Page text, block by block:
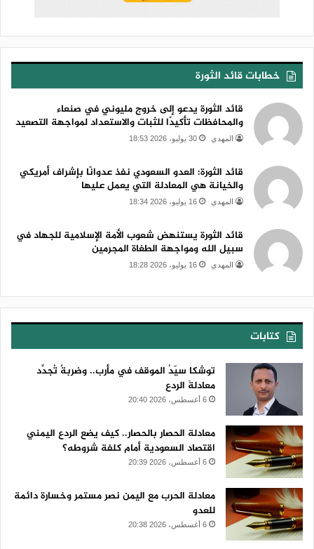
خطابات قائد الثورة
قائد الثورة يدعو إلى خروج مليوني في صنعاء
والمحافظات تأكيدًا للثبات والاستعداد لمواجهة التصعيد
المهدي 30 يوليو، 2026 18:53
قائد الثورة: العدو السعودي نفذ عدوانًا بإشراف أمريكي
والخيانة هي المعادلة التي يعمل عليها
المهدي 16 يوليو، 2026 18:34
قائد الثورة يستنهض شعوب الأمة الإسلامية للجهاد في
سبيل الله ومواجهة الطغاة المجرمين
المهدي 16 يوليو، 2026 18:28
كتابات
توشكا سيّدُ الموقف في مأرب.. وضربةٌ تُجدِّد
معادلةَ الردع
6 أغسطس، 2026 20:40
معادلة الحصار بالحصار.. كيف يضع الردع اليمني
اقتصاد السعودية أمام كلفة شروطه؟
6 أغسطس، 2026 20:39
معادلة الحرب مع اليمن نصر مستمر وخسارة دائمة
للعدو
6 أغسطس، 2026 20:38